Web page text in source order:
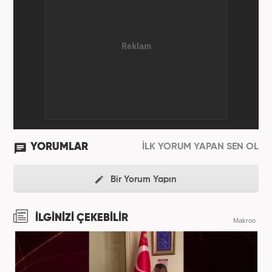
YORUMLAR İLK YORUM YAPAN SEN OL
Bir Yorum Yapın
İLGİNİZİ ÇEKEBİLİR Makroo